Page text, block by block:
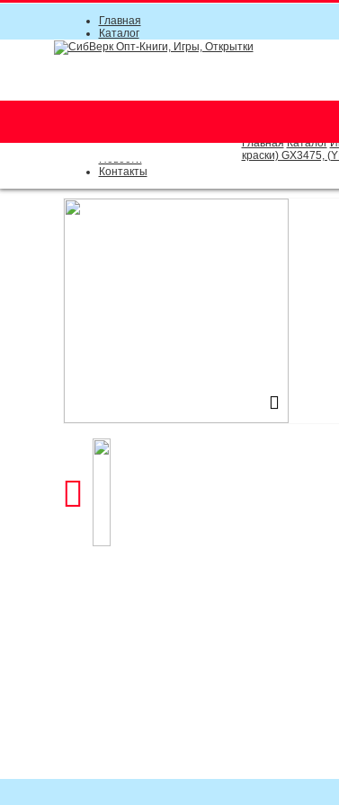
Главная
Каталог
Прайс-листы
Доставка
Новости
Контакты
Главная Каталог
краски) GX3475,